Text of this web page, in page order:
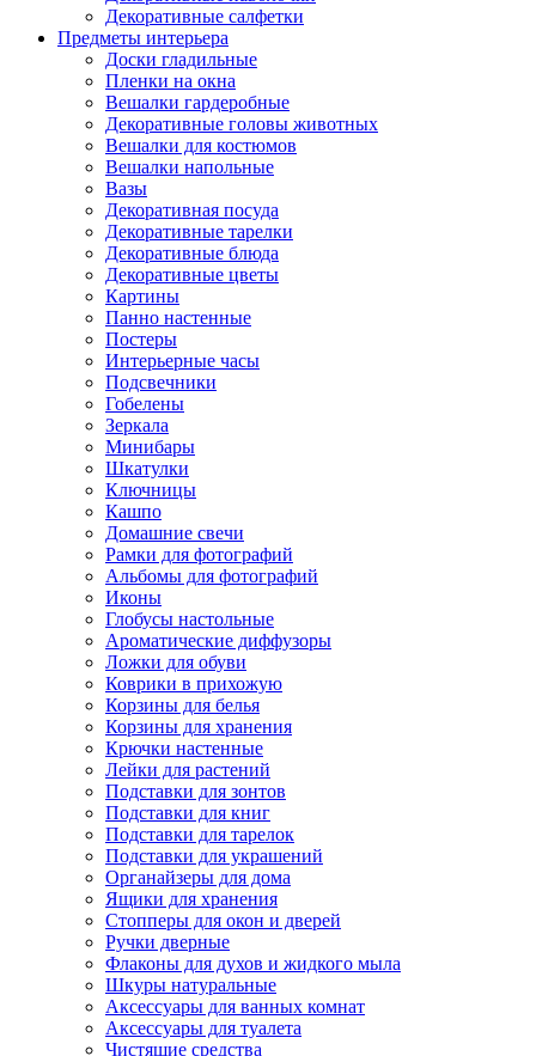
Декоративные салфетки
Предметы интерьера
Доски гладильные
Пленки на окна
Вешалки гардеробные
Декоративные головы животных
Вешалки для костюмов
Вешалки напольные
Вазы
Декоративная посуда
Декоративные тарелки
Декоративные блюда
Декоративные цветы
Картины
Панно настенные
Постеры
Интерьерные часы
Подсвечники
Гобелены
Зеркала
Минибары
Шкатулки
Ключницы
Кашпо
Домашние свечи
Рамки для фотографий
Альбомы для фотографий
Иконы
Глобусы настольные
Ароматические диффузоры
Ложки для обуви
Коврики в прихожую
Корзины для белья
Корзины для хранения
Крючки настенные
Лейки для растений
Подставки для зонтов
Подставки для книг
Подставки для тарелок
Подставки для украшений
Органайзеры для дома
Ящики для хранения
Стопперы для окон и дверей
Ручки дверные
Флаконы для духов и жидкого мыла
Шкуры натуральные
Аксессуары для ванных комнат
Аксессуары для туалета
Чистящие средства